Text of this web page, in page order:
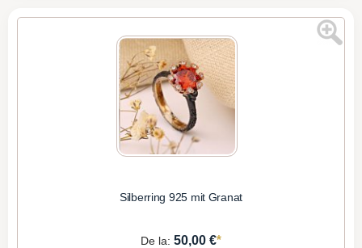
Silberring 925 mit Granat
De la: 50,00 €*